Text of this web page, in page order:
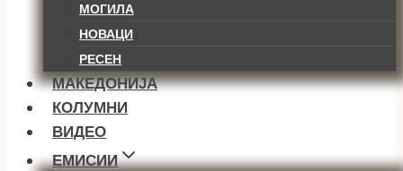
МОГИЛА
НОВАЦИ
РЕСЕН
МАКЕДОНИЈА
КОЛУМНИ
ВИДЕО
ЕМИСИИ